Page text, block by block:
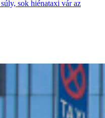
sok hiénataxi vár az